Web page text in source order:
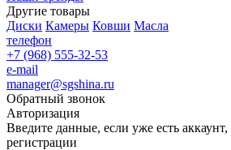
Другие товары
Диски Камеры Ковши Масла
телефон
+7 (968) 555-32-53
e-mail
manager@sgshina.ru
Обратный звонок
Авторизация
Введите данные, если уже есть
регистрации